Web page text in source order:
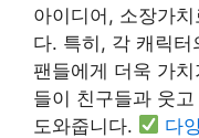
아이디어, 소장가
다. 특히, 각 캐릭
팬들에게 더욱 가
들이 친구들과 웃
도와줍니다.
다